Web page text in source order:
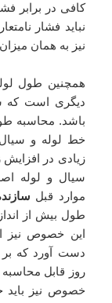
کافی در برابر
نباید فشار
نیز به همان
همچنین طول
دیگری است که
باشد. محاسبه
خط لوله و سیال
زیادی در
سیال و لوله
موارد قبل
طول بیش از
این خصوص نیز
دست آورد که بر
روز قابل